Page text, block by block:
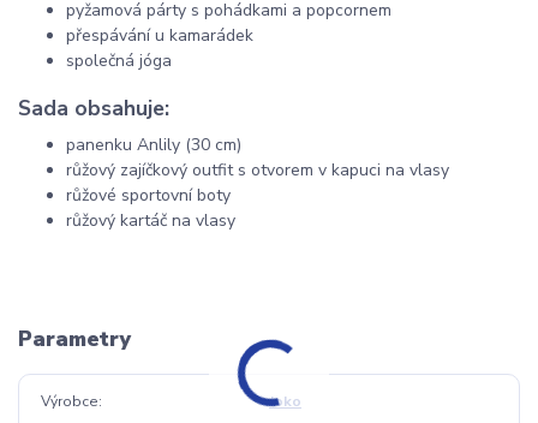
pyžamová párty s pohádkami a popcornem
přespávání u kamarádek
společná jóga
Sada obsahuje:
panenku Anlily (30 cm)
růžový zajíčkový outfit s otvorem v kapuci na vlasy
růžové sportovní boty
růžový kartáč na vlasy
Parametry
Výrobce Joko